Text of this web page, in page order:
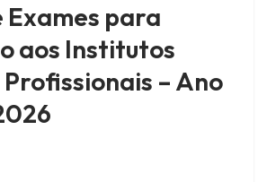
Exames para
aos Institutos
– Ano